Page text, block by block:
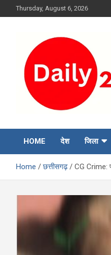
to
Thursday, August 6, 2026
HOME देश जिला
Home छत्तीसगढ़ CG Crime: